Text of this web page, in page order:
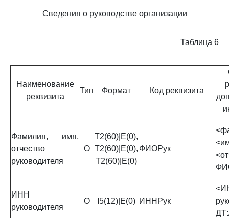
Сведения о руководстве организации
Таблица 6
Наименование
реквизита
Тип Формат Код реквизита
Фамилия, имя,
отчество
руководителя
О
Т2(60)|E(0),
Т2(60)|E(0),
Т2(60)|E(0)
ФИОРук
ИНН
руководителя
О I5(12)|E(0) ИННРук